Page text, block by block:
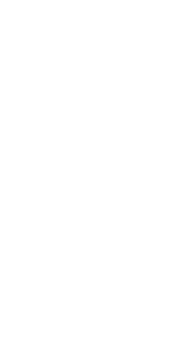
です。
ありません。
です。